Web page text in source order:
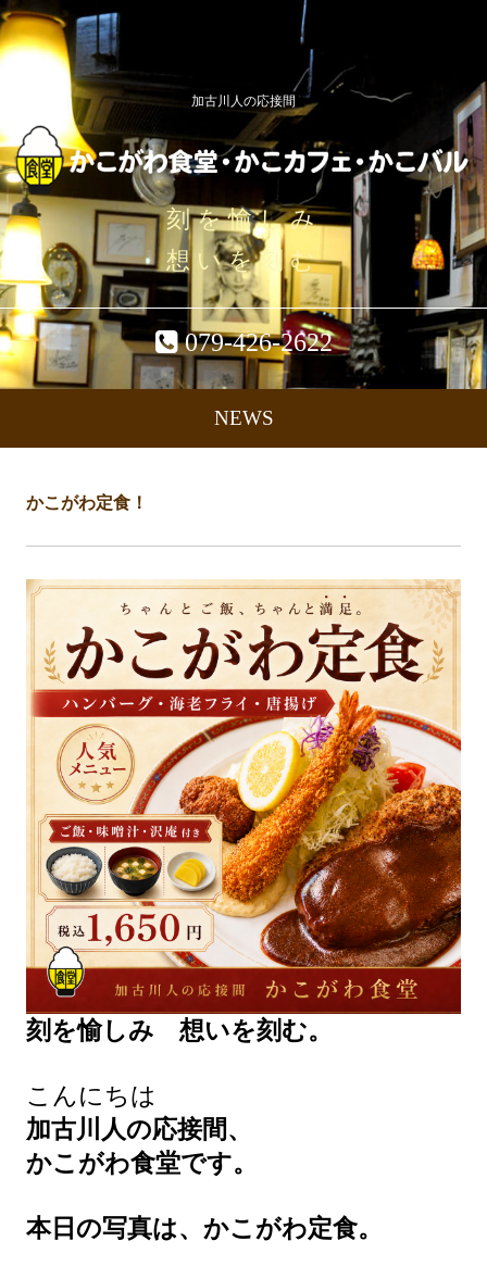
加古川人の応接間
刻を愉しみ
想いを刻む
079-426-2622
NEWS
かこがわ定食！
刻を愉しみ 想いを刻む。
こんにちは
加古川人の応接間、
かこがわ食堂です。
本日の写真は、かこがわ定食。